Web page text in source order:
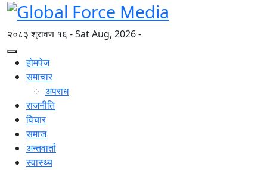
२०८३ श्रावण १६ - Sat Aug, 2026 -
होमपेज
समाचार
अपराध
राजनीति
विचार
समाज
अन्तवार्ता
स्वास्थ्य